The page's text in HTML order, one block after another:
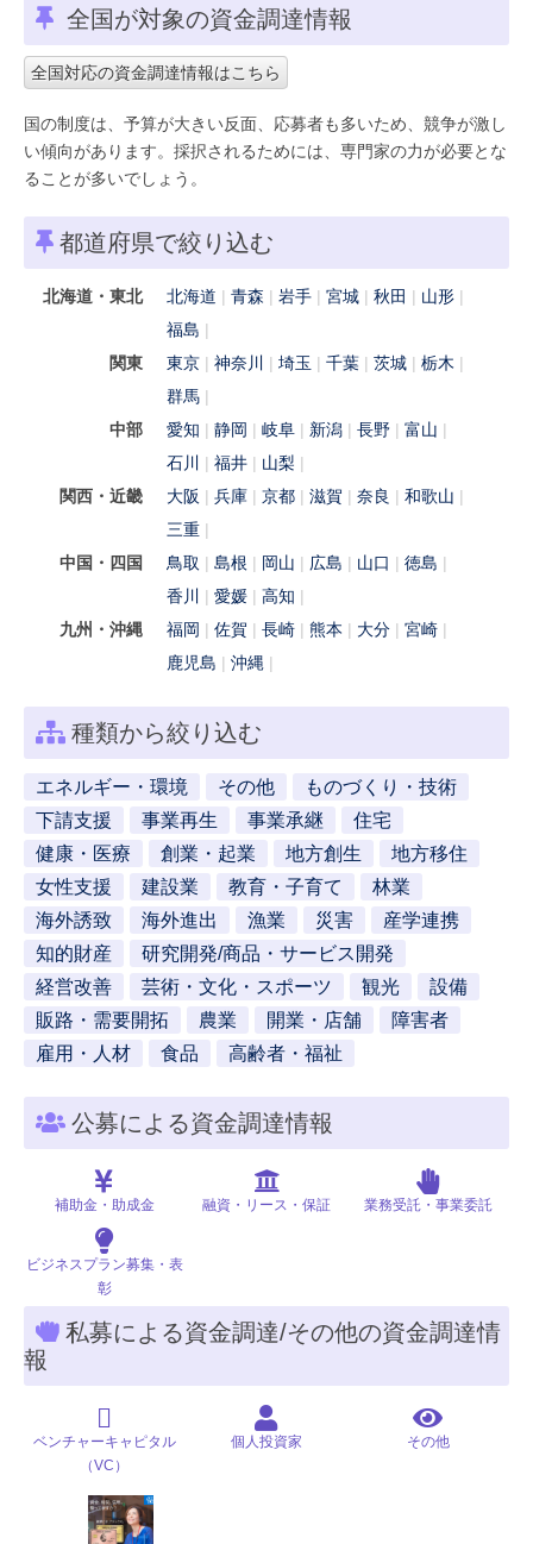
全国が対象の資金調達情報
全国対応の資金調達情報はこちら
国の制度は、予算が大きい反面、応募者も多いため、競争が激し
い傾向があります。採択されるためには、専門家の力が必要とな
ることが多いでしょう。
都道府県で絞り込む
北海道・東北 北海道 青森 岩手 宮城 秋田
山形
福島
関東
東京 神奈川 埼玉 千葉 茨城
栃木
群馬
中部
愛知 静岡 岐阜 新潟 長野
富山
石川
福井
山梨
関西・近畿
大阪 兵庫 京都 滋賀 奈良
和歌山
三重
中国・四国
鳥取 島根 岡山 広島 山口
徳島
香川
愛媛
高知
九州・沖縄
福岡 佐賀 長崎 熊本 大分
宮崎
鹿児島
沖縄
種類から絞り込む
エネルギー・環境 その他
ものづくり・技術
下請支援
事業再生 事業承継
住宅
健康・医療
創業・起業 地方創生
地方移住
女性支援
建設業 教育・子育て
林業
海外誘致
海外進出 漁業 災害
産学連携
知的財産
研究開発/商品・サービス開発
経営改善
芸術・文化・スポーツ 観光
設備
販路・需要開拓
農業 開業・店舗
障害者
雇用・人材
食品 高齢者・福祉
公募による資金調達情報
補助金・助成金 融資・リース・保証 業務受託・事業委託
ビジネスプラン募集・表
彰
私募による資金調達/その他の資金調達情
報
ベンチャーキャピタル
（VC）
個人投資家 その他